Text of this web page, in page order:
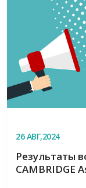
26АВГ,2024
Результаты
CAMBRIDGE